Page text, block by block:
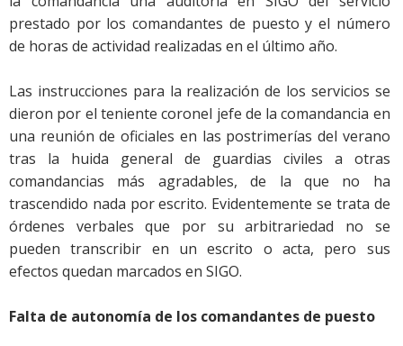
prestado por los comandantes de puesto y el número
de horas de actividad realizadas en el último año.
Las instrucciones para la realización de los servicios se
dieron por el teniente coronel jefe de la comandancia en
una reunión de oficiales en las postrimerías del verano
tras la huida general de guardias civiles a otras
comandancias más agradables, de la que no ha
trascendido nada por escrito. Evidentemente se trata de
órdenes verbales que por su arbitrariedad no se
pueden transcribir en un escrito o acta, pero sus
efectos quedan marcados en SIGO.
Falta de autonomía de los comandantes de puesto